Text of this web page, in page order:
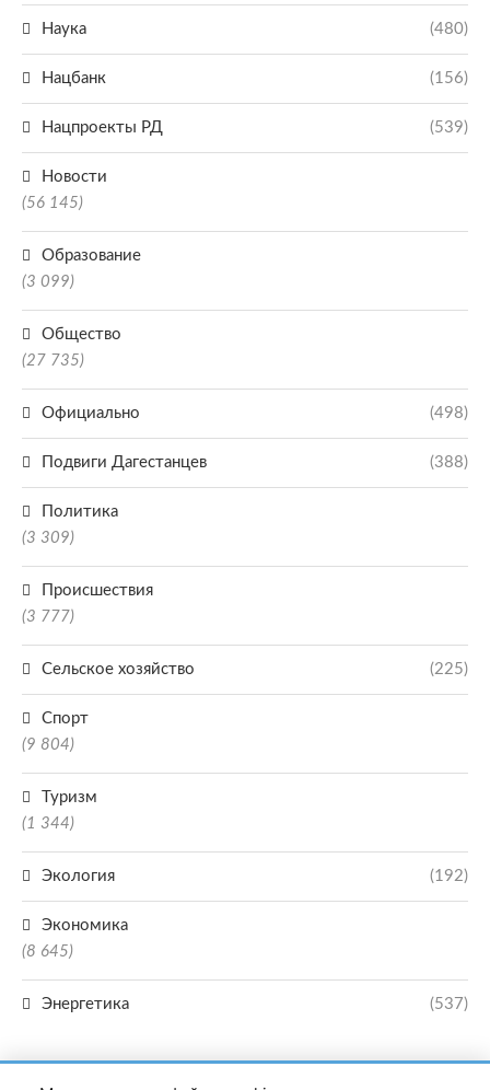
Наука (480)
Нацбанк (156)
Нацпроекты РД (539)
Новости
(56 145)
Образование
(3 099)
Общество
(27 735)
Официально (498)
Подвиги Дагестанцев (388)
Политика
(3 309)
Происшествия
(3 777)
Сельское хозяйство (225)
Спорт
(9 804)
Туризм
(1 344)
Экология (192)
Экономика
(8 645)
Энергетика (537)